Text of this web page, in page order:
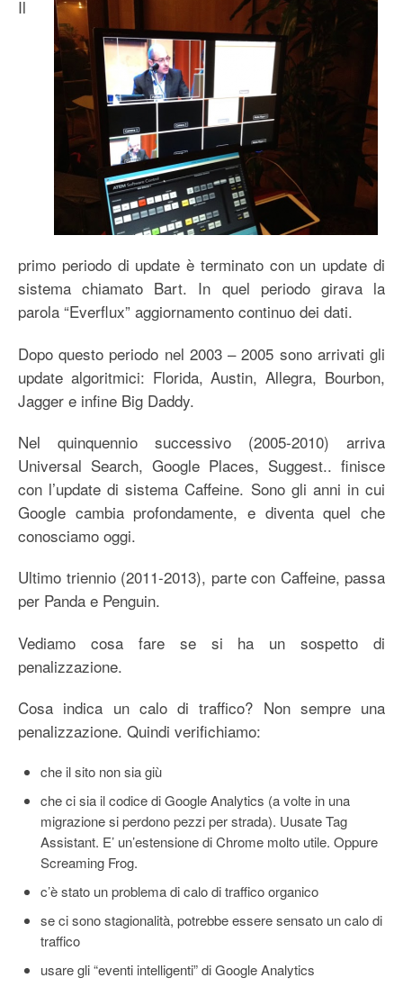
Il
primo periodo di update è terminato con un update di
sistema chiamato Bart. In quel periodo girava la
parola “Everflux” aggiornamento continuo dei dati.
Dopo questo periodo nel 2003 – 2005 sono arrivati gli
update algoritmici: Florida, Austin, Allegra, Bourbon,
Jagger e infine Big Daddy.
Nel quinquennio successivo (2005-2010) arriva
Universal Search, Google Places, Suggest.. finisce
con l’update di sistema Caffeine. Sono gli anni in cui
Google cambia profondamente, e diventa quel che
conosciamo oggi.
Ultimo triennio (2011-2013), parte con Caffeine, passa
per Panda e Penguin.
Vediamo cosa fare se si ha un sospetto di
penalizzazione.
Cosa indica un calo di traffico? Non sempre una
penalizzazione. Quindi verifichiamo:
che il sito non sia giù
che ci sia il codice di Google Analytics (a volte in una
migrazione si perdono pezzi per strada). Uusate Tag
Assistant. E’ un’estensione di Chrome molto utile. Oppure
Screaming Frog.
c’è stato un problema di calo di traffico organico
se ci sono stagionalità, potrebbe essere sensato un calo di
traffico
usare gli “eventi intelligenti” di Google Analytics